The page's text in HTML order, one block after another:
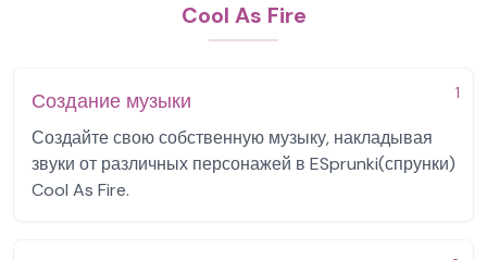
Cool As Fire
1
Создание музыки
Создайте свою собственную музыку, накладывая
звуки от различных персонажей в ESprunki(спрунки)
Cool As Fire.